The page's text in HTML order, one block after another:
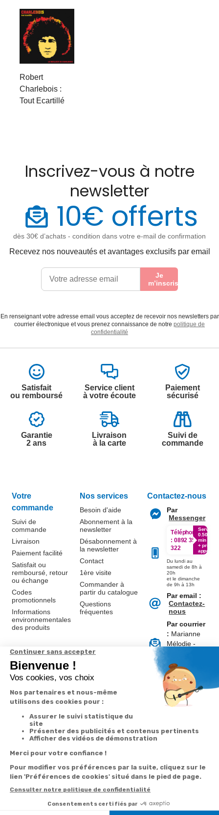
Robert
Charlebois :
Tout Ecartillé
Inscrivez-vous à notre
newsletter
10€ offerts
dès 30€ d’achats - condition dans votre e-mail de confirmation
Recevez nos nouveautés et avantages exclusifs par email
Je
m’inscris
En renseignant votre adresse email vous acceptez de recevoir nos newsletters par
courrier électronique et vous prenez connaissance de notre politique de
confidentialité
Satisfait
ou remboursé
Service client
à votre écoute
Paiement
sécurisé
Garantie
2 ans
Livraison
à la carte
Suivi de
commande
Votre
commande
Suivi de
commande
Livraison
Paiement facilité
Satisfait ou
remboursé, retour
ou échange
Codes
promotionnels
Informations
environnementales
des produits
Nos services
Besoin d'aide
Abonnement à la
newsletter
Désabonnement à
la newsletter
Contact
1ère visite
Commander à
partir du catalogue
Questions
fréquentes
A propos de
nous
Partenariats
Avis Clients
Contactez-nous
Par
Messenger
Téléphone
: 0892 350
322
Service
0.50€ /
min
+ prix
appel
Du lundi au
samedi de 8h à
20h
et le dimanche
de 9h à 13h
Par email :
Contactez-
nous
Par courrier
: Marianne
Mélodie -
CEDEX 9
Suivez-nous
personnelles et
cookies
les cookies
légales
générales de
vente